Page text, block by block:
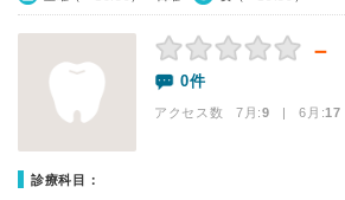
－
0件
アクセス数 7月:9 | 6月:17
診療科目：